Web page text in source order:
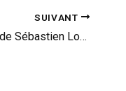
SUIVANT
Revivez la montée de Sébastien Loeb en 208 T16 à Pikes Peak (vid)